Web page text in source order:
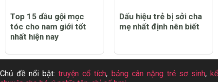
Top 15 dầu gội mọc
tóc cho nam giới tốt
nhất hiện nay
Dấu hiệu trẻ bị sởi cha
mẹ nhất định nên biết
Chủ đề nổi bật:truyện cổ tích, bảng cân nặng trẻ sơ sinh,kể